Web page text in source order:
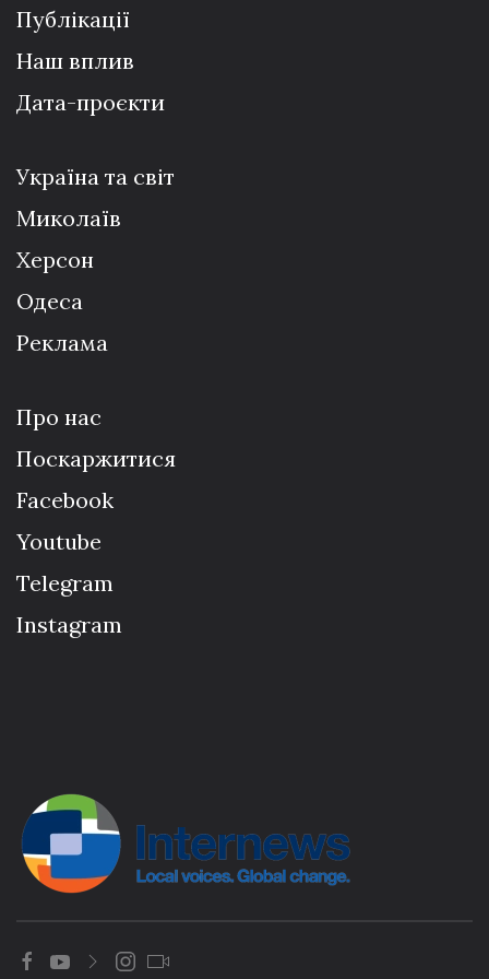
Публікації
Наш вплив
Дата-проєкти
Україна та світ
Миколаїв
Херсон
Одеса
Реклама
Про нас
Поскаржитися
Facebook
Youtube
Telegram
Instagram